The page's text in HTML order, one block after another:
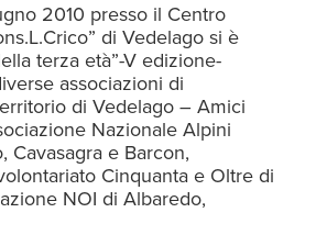
2010 presso il Centro
di Vedelago si è
terza età”-V edizione-
associazioni di
di Vedelago – Amici
Nazionale Alpini
Cavasagra e Barcon,
Cinquanta e Oltre di
NOI di Albaredo,